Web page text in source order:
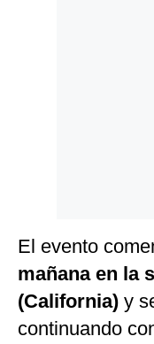
El evento
mañana en la
(California) y
continuando